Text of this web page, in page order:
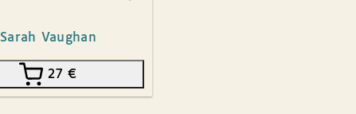
Sarah Vaughan
27€